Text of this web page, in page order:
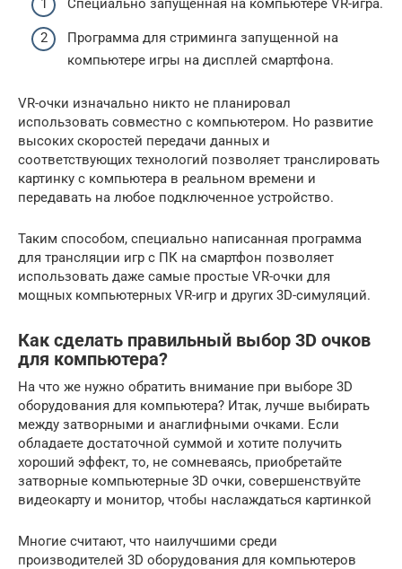
Специально запущенная на компьютере VR-игра.
Программа для стриминга запущенной на
компьютере игры на дисплей смартфона.
VR-очки изначально никто не планировал
использовать совместно с компьютером. Но развитие
высоких скоростей передачи данных и
соответствующих технологий позволяет транслировать
картинку с компьютера в реальном времени и
передавать на любое подключенное устройство.
Таким способом, специально написанная программа
для трансляции игр с ПК на смартфон позволяет
использовать даже самые простые VR-очки для
мощных компьютерных VR-игр и других 3D-симуляций.
Как сделать правильный выбор 3D очков
для компьютера?
На что же нужно обратить внимание при выборе 3D
оборудования для компьютера? Итак, лучше выбирать
между затворными и анаглифными очками. Если
обладаете достаточной суммой и хотите получить
хороший эффект, то, не сомневаясь, приобретайте
затворные компьютерные 3D очки, совершенствуйте
видеокарту и монитор, чтобы наслаждаться картинкой
Многие считают, что наилучшими среди
производителей 3D оборудования для компьютеров